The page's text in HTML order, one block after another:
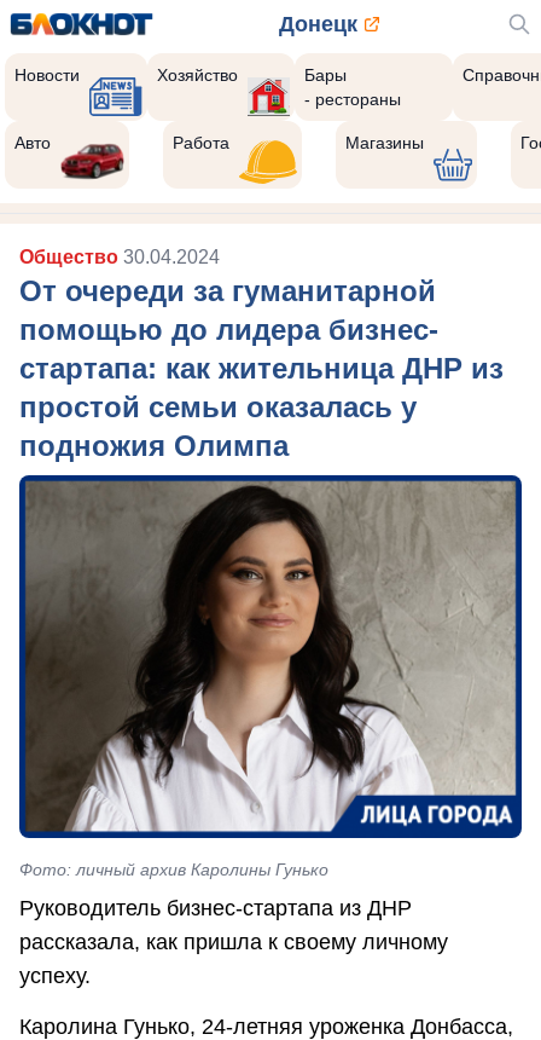
Донецк
Новости Хозяйство
Бары
- рестораны
Авто Работа Магазины
Общество 30.04.2024
От очереди за гуманитарной
помощью до лидера бизнес-
стартапа: как жительница ДНР из
простой семьи оказалась у
подножия Олимпа
Фото: личный архив Каролины Гунько
Руководитель бизнес-стартапа из ДНР
рассказала, как пришла к своему личному
успеху.
Каролина Гунько, 24-летняя уроженка Донбасса,